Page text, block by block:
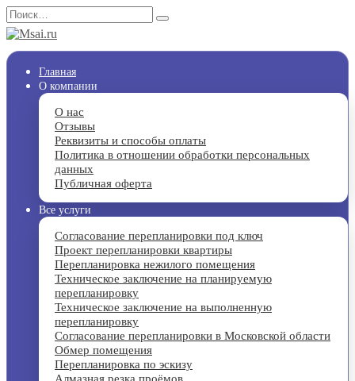
Перейти
к
содержанию
Search
for:
Главная
О компании
О нас
Отзывы
Реквизиты и способы оплаты
Политика в отношении обработки персональных
данных
Публичная оферта
Все услуги
Согласование перепланировки под ключ
Проект перепланировки квартиры
Перепланировка нежилого помещения
Техническое заключение на планируемую
перепланировку
Техническое заключение на выполненную
перепланировку
Согласование перепланировки в Московской области
Обмер помещения
Перепланировка по эскизу